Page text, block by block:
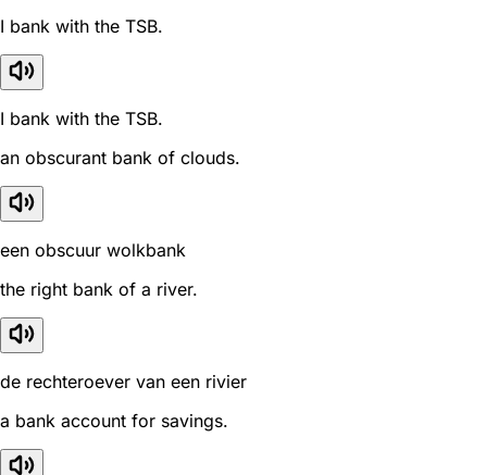
I bank with the TSB.
I bank with the TSB.
an obscurant bank of clouds.
een obscuur wolkbank
the right bank of a river.
de rechteroever van een rivier
a bank account for savings.